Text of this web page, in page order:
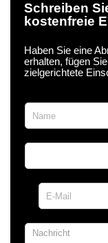
Schreiben
kostenfreie
Haben Sie eine
erhalten, fügen
zielgerichtete